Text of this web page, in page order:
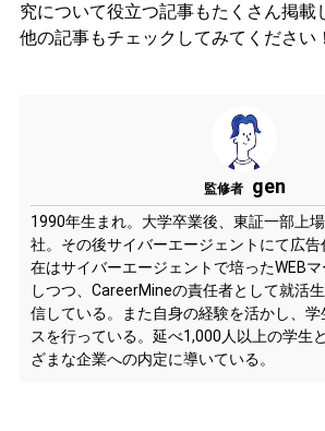
究について役立つ記事もたくさん掲載
他の記事もチェックしてみてください！
監修者 gen
1990年生まれ。大学卒業後、東証一部上
社。その後サイバーエージェントにて広
在はサイバーエージェントで培ったWEB
しつつ、CareerMineの責任者として就活
信している。また自身の経験を活かし、学
スを行っている。延べ1,000人以上の学生
ざまな企業への内定に導いている。